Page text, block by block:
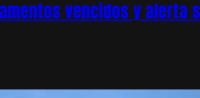
vencidos y alerta